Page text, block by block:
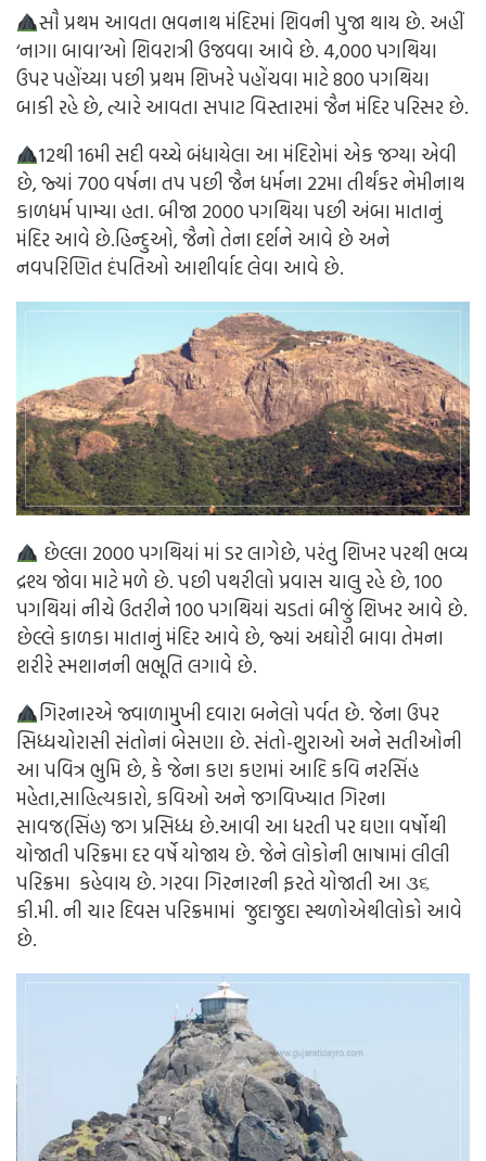
સૌ પ્રથમ આવતા ભવનાથ મંદિરમાં શિવની પુજા થાય છે. અહીં
‘નાગા બાવા’ઓ શિવરાત્રી ઉજવવા આવે છે. 4,000 પગથિયા
ઉપર પહોંચ્યા પછી પ્રથમ શિખરે પહોંચવા માટે 800 પગથિયા
બાકી રહે છે, ત્યારે આવતા સપાટ વિસ્તારમાં જૈન મંદિર પરિસર છે.
12થી 16મી સદી વચ્ચે બંધાયેલા આ મંદિરોમાં એક જગ્યા એવી
છે, જ્યાં 700 વર્ષના તપ પછી જૈન ધર્મના 22મા તીર્થંકર નેમીનાથ
કાળધર્મ પામ્યા હતા. બીજા 2000 પગથિયા પછી અંબા માતાનું
મંદિર આવે છે.હિન્દુઓ, જૈનો તેના દર્શને આવે છે અને
નવપરિણિત દંપતિઓ આશીર્વાદ લેવા આવે છે.
છેલ્લા 2000 પગથિયાં માં ડર લાગેછે, પરંતુ શિખર પરથી ભવ્ય
દ્રશ્ય જોવા માટે મળે છે. પછી પથરીલો પ્રવાસ ચાલુ રહે છે, 100
પગથિયાં નીચે ઉતરીને 100 પગથિયાં ચડતાં બીજું શિખર આવે છે.
છેલ્લે કાળકા માતાનું મંદિર આવે છે, જ્યાં અઘોરી બાવા તેમના
શરીરે સ્મશાનની ભભૂતિ લગાવે છે.
ગિરનારએ જ્વાળામુ્ખી દવારા બનેલો પર્વત છે. જેના ઉપર
સિધ્ધચોરાસી સંતોનાં બેસણા છે. સંતો-શુરાઓ અને સતીઓની
આ પવિત્ર ભુમિ છે, કે જેના કણ કણમાં આદિ કવિ નરસિંહ
મહેતા,સાહિત્યકારો, કવિઓ અને જગવિખ્યાત ગિરના
સાવજ(સિંહ) જગ પ્રસિધ્ધ છે.આવી આ ધરતી પર ઘણા વર્ષોથી
યોજાતી પરિક્રમા દર વર્ષે યોજાય છે. જેને લોકોની ભાષામાં લીલી
પરિક્રમા કહેવાય છે. ગરવા ગિરનારની ફરતે યોજાતી આ ૩૬
કી.મી. ની ચાર દિવસ પરિક્રમામાં જુદાજુદા સ્થળોએથીલોકો આવે
છે.